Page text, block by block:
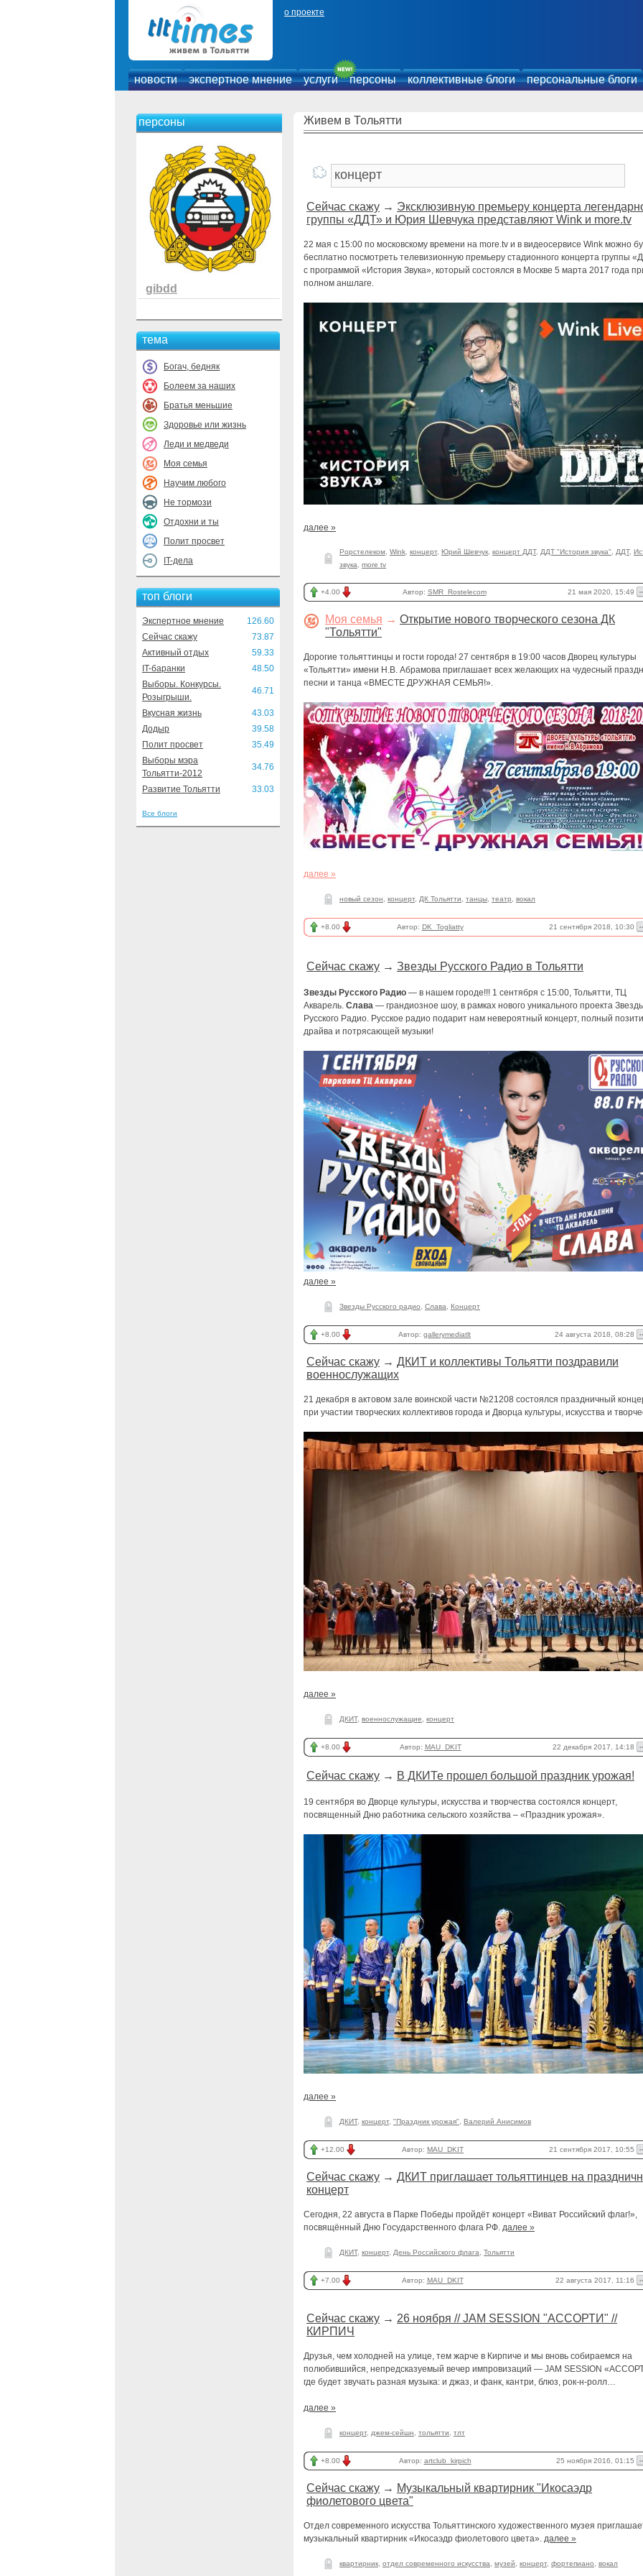
о проекте
новости экспертное мнение услуги персоны коллективные блоги персональные блоги
персоны
gibdd
тема
Богач, бедняк
Болеем за наших
Братья меньшие
Здоровье или жизнь
Леди и медведи
Моя семья
Научим любого
Не тормози
Отдохни и ты
Полит просвет
IT-дела
топ блоги
Экспертное мнение
126.60
Сейчас скажу
73.87
Активный отдых
59.33
IT-баранки
48.50
Выборы. Конкурсы.
Розыгрыши.
46.71
Вкусная жизнь
43.03
Додыр
39.58
Полит просвет
35.49
Выборы мэра
Тольятти-2012
34.76
Развитие Тольятти 33.03
Все блоги
Живем в Тольятти
Сейчас скажу → Эксклюзивную премьеру концерта
группы «ДДТ» и Юрия Шевчука представляют Wink и more.tv
22 мая с 15:00 по московскому времени на more.tv и в видеосервисе Wink можно
бесплатно посмотреть телевизионную премьеру стадионного концерта группы
с программой «История Звука», который состоялся в Москве 5 марта 2017 года
полном аншлаге.
далее »
Рорстелеком Wink концерт, Юрий Шевчук концерт ДДТ, ДДТ "История звука" ДДТ,
звука
more tv
+4.00 Автор: SMR_Rostelecom 21 мая 2020, 15:49
Моя семья → Открытие нового творческого сезона ДК
"Тольятти"
Дорогие тольяттинцы и гости города! 27 сентября в 19:00 часов Дворец культуры
«Тольятти» имени Н.В. Абрамова приглашает всех желающих на чудесный
песни и танца «ВМЕСТЕ ДРУЖНАЯ СЕМЬЯ!».
далее »
новый сезон концерт, ДК Тольятти танцы театр вокал
+8.00 Автор: DK_Togliatty 21 сентября 2018, 10:30
Сейчас скажу → Звезды Русского Радио в Тольятти
Звезды Русского Радио — в нашем городе!!! 1 сентября с 15:00, Тольятти, ТЦ
Акварель. Слава — грандиозное шоу, в рамках нового уникального проекта
Русского Радио. Русское радио подарит нам невероятный концерт, полный
драйва и потрясающей музыки!
далее »
Звезды Русского радио Слава Концерт
+8.00 Автор: gallerymediatlt 24 августа 2018, 08:28
Сейчас скажу → ДКИТ и коллективы Тольятти поздравили
военнослужащих
21 декабря в актовом зале воинской части №21208 состоялся праздничный
при участии творческих коллективов города и Дворца культуры, искусства и
далее »
ДКИТ, военнослужащие концерт
+8.00 Автор: MAU_DKIT 22 декабря 2017, 14:18
Сейчас скажу → В ДКИТе прошел большой праздник урожая!
19 сентября во Дворце культуры, искусства и творчества состоялся концерт,
посвященный Дню работника сельского хозяйства – «Праздник урожая».
далее »
ДКИТ, концерт, "Праздник урожая" Валерий Анисимов
+12.00 Автор: MAU_DKIT 21 сентября 2017, 10:55
Сейчас скажу → ДКИТ приглашает тольяттинцев на
концерт
Сегодня, 22 августа в Парке Победы пройдёт концерт «Виват Российский флаг!»,
посвящённый Дню Государственного флага РФ. далее »
ДКИТ, концерт, День Российского флага Тольятти
+7.00 Автор: MAU_DKIT 22 августа 2017, 11:16
Сейчас скажу → 26 ноября // JAM SESSION "АССОРТИ" //
КИРПИЧ
Друзья, чем холодней на улице, тем жарче в Кирпиче и мы вновь собираемся на
полюбившийся, непредсказуемый вечер импровизаций — JAM SESSION
где будет звучать разная музыка: и джаз, и фанк, кантри, блюз, рок-н-ролл…
далее »
концерт, джем-сейшн тольятти тлт
+8.00 Автор: artclub_kirpich 25 ноября 2016, 01:15
Сейчас скажу → Музыкальный квартирник "Икосаэдр
фиолетового цвета"
Отдел современного искусства Тольяттинского художественного музея
музыкальный квартирник «Икосаэдр фиолетового цвета». далее »
квартирник отдел современного искусства музей концерт, фортепиано вокал